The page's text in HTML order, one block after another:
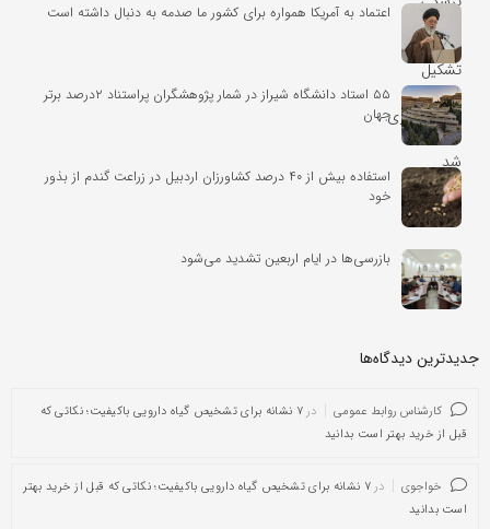
اعتماد به آمریکا همواره برای کشور ما صدمه به دنبال داشته است
۵۵ استاد دانشگاه شیراز در شمار پژوهشگران پراستناد ۲درصد برتر
جهان
استفاده بیش از ۴۰ درصد کشاورزان اردبیل در زراعت گندم از بذور
خود
بازرسی‌ها در ایام اربعین تشدید می‌شود
جدیدترین دیدگاه‌‌ها
کارشناس روابط عمومی در
۷ نشانه برای تشخیص گیاه دارویی باکیفیت؛ نکاتی که
قبل از خرید بهتر است بدانید
خواجوی در
۷ نشانه برای تشخیص گیاه دارویی باکیفیت؛ نکاتی که قبل از خرید بهتر
است بدانید